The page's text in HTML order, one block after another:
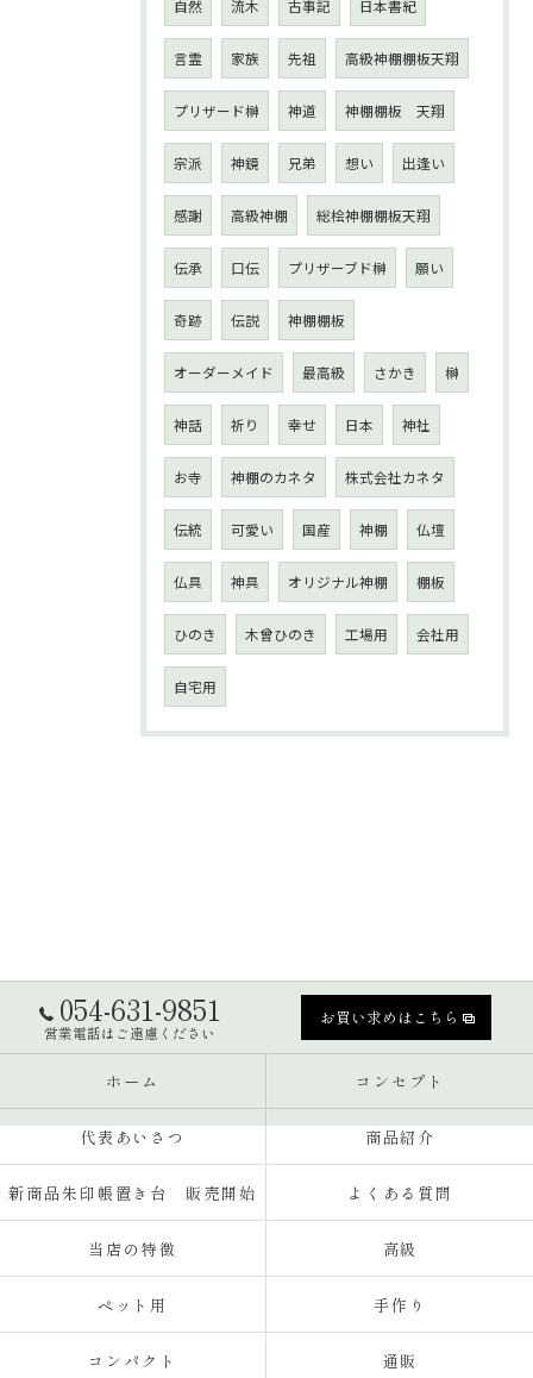
自然 流木 古事記 日本書紀
言霊 家族 先祖 高級神棚棚板天翔
プリザード榊 神道 神棚棚板 天翔
宗派 神鏡 兄弟 想い 出逢い
感謝 高級神棚 総桧神棚棚板天翔
伝承 口伝 プリザーブド榊 願い
奇跡 伝説 神棚棚板
オーダーメイド 最高級 さかき 榊
神話 祈り 幸せ 日本 神社
お寺 神棚のカネタ 株式会社カネタ
伝統 可愛い 国産 神棚 仏壇
仏具 神具 オリジナル神棚 棚板
ひのき 木曾ひのき 工場用 会社用
自宅用
054-631-9851
営業電話はご遠慮ください
お買い求めはこちら
ホーム コンセプト
代表あいさつ 商品紹介
新商品朱印帳置き台 販売開始 よくある質問
当店の特徴 高級
ペット用 手作り
コンパクト 通販